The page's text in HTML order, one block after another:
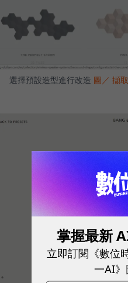
選擇預設造型進行改造 圖／ 擷
掌握最新
立即訂閱《數位
一AI》